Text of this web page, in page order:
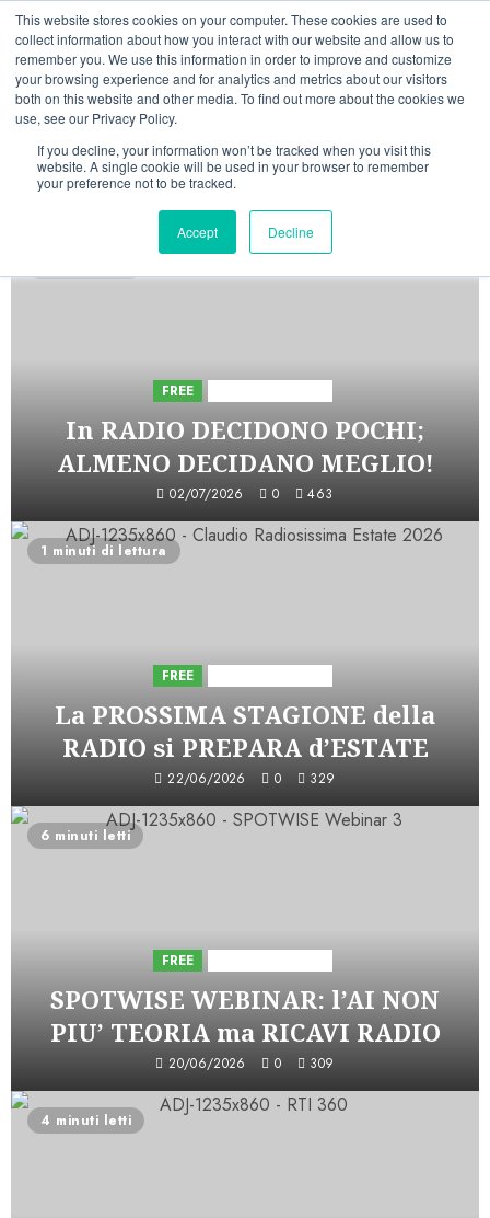
This website stores cookies on your computer. These cookies are used to
collect information about how you interact with our website and allow us to
remember you. We use this information in order to improve and customize
your browsing experience and for analytics and metrics about our visitors
both on this website and other media. To find out more about the cookies we
use, see our Privacy Policy.
If you decline, your information won’t be tracked when you visit this
website. A single cookie will be used in your browser to remember
your preference not to be tracked.
Accept Decline
Vai
contenuto
07/08/202614:00:16
LinkedinFacebook
X TelegramWhatsappMastodon
INIZIATIVE ASTORRI
FREE
In RADIO DECIDONO POCHI;
ALMENO DECIDANO MEGLIO!
02/07/2026 0 463
1 minuti di lettura
FREE
La PROSSIMA STAGIONE della
RADIO si PREPARA d’ESTATE
22/06/2026 0 329
6 minuti letti
FREE
SPOTWISE WEBINAR: l’AI NON
PIU’ TEORIA ma RICAVI RADIO
20/06/2026 0 309
4 minuti letti